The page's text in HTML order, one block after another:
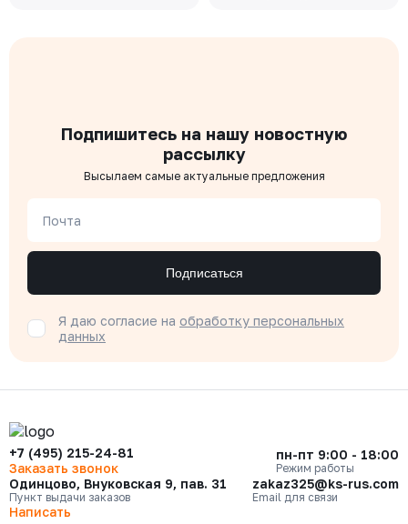
Подпишитесь на нашу новостную
рассылку
Высылаем самые актуальные предложения
Почта
Подписаться
Я даю согласие на обработку персональных
данных
+7 (495) 215-24-81
Заказать звонок
пн-пт 9:00 - 18:00
Режим работы
Одинцово, Внуковская 9, пав. 31
Пункт выдачи заказов
zakaz325@ks-rus.com
Email для связи
Написать